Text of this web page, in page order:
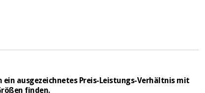
ein ausgezeichnetes Preis-Leistungs-Verhältnis mit
finden.